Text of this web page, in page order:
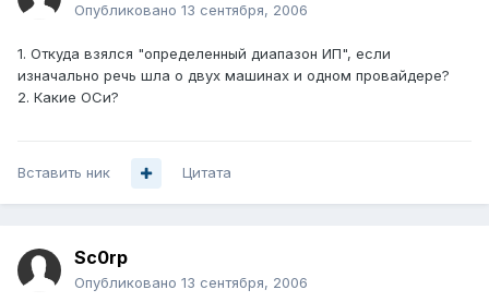
Опубликовано 13 сентября, 2006
1. Откуда взялся "определенный диапазон ИП", если
изначально речь шла о двух машинах и одном провайдере?
2. Какие ОСи?
Вставить ник Цитата
Sc0rp
Опубликовано 13 сентября, 2006